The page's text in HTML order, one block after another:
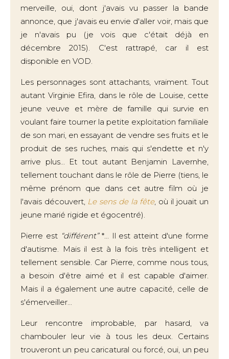
merveille, oui, dont j'avais vu passer la bande
annonce, que j'avais eu envie d'aller voir, mais que
je n'avais pu (je vois que c'était déjà en
décembre 2015). C'est rattrapé, car il est
disponible en VOD.
Les personnages sont attachants, vraiment. Tout
autant Virginie Efira, dans le rôle de Louise, cette
jeune veuve et mère de famille qui survie en
voulant faire tourner la petite exploitation familiale
de son mari, en essayant de vendre ses fruits et le
produit de ses ruches, mais qui s'endette et n'y
arrive plus... Et tout autant Benjamin Lavernhe,
tellement touchant dans le rôle de Pierre (tiens, le
même prénom que dans cet autre film où je
l'avais découvert, Le sens de la fête, où il jouait un
jeune marié rigide et égocentré).
Pierre est “différent”*... Il est atteint d'une forme
d'autisme. Mais il est à la fois très intelligent et
tellement sensible. Car Pierre, comme nous tous,
a besoin d'être aimé et il est capable d'aimer.
Mais il a également une autre capacité, celle de
s'émerveiller...
Leur rencontre improbable, par hasard, va
chambouler leur vie à tous les deux. Certains
trouveront un peu caricatural ou forcé, oui, un peu